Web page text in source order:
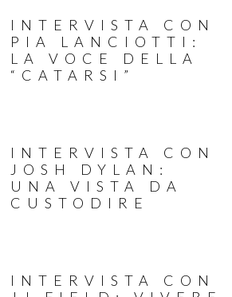
INTERVISTA CON
PIA LANCIOTTI:
LA VOCE DELLA
“CATARSI”
INTERVISTA CON
JOSH DYLAN:
UNA VISTA DA
CUSTODIRE
INTERVISTA CON